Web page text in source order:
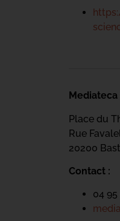
Place du
Rue
20200
Contact :
04